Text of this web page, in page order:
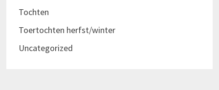
Tochten
Toertochten herfst/winter
Uncategorized